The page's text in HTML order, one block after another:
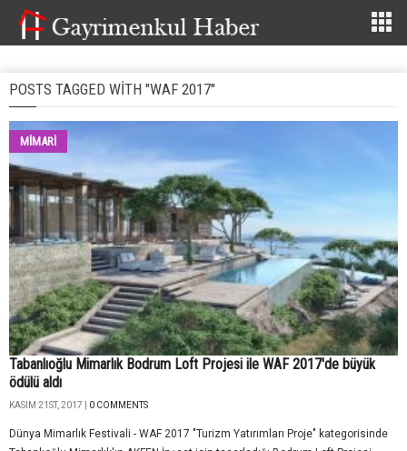
POSTS TAGGED WITH "WAF 2017"
MİMARİ
Tabanlıoğlu Mimarlık Bodrum Loft Projesi ile WAF 2017'de büyük
ödülü aldı
KASIM 21ST, 2017 | 0 COMMENTS
Dünya Mimarlık Festivali - WAF 2017 "Turizm Yatırımları Proje" kategorisinde